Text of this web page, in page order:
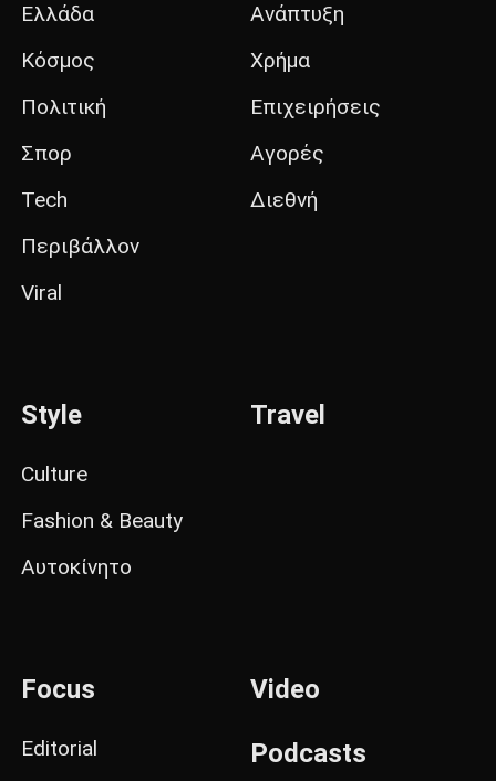
Ελλάδα
Κόσμος
Πολιτική
Σπορ
Tech
Περιβάλλον
Viral
Ανάπτυξη
Χρήμα
Επιχειρήσεις
Αγορές
Διεθνή
Style
Culture
Fashion & Beauty
Αυτοκίνητο
Travel
Focus
Editorial
Video
Podcasts